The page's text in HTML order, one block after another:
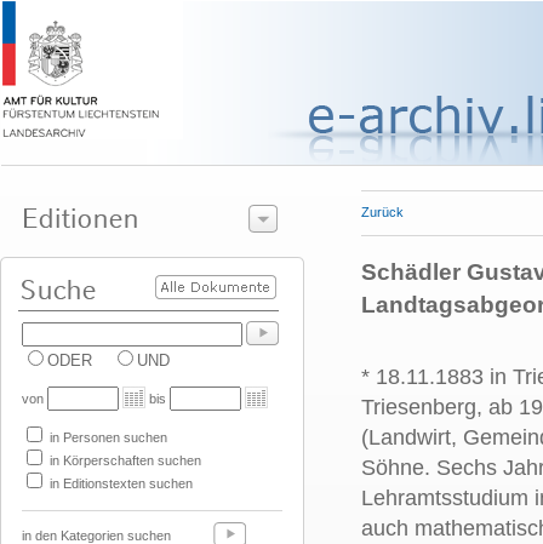
ODER UND
von bis
in Personen suchen
in Körperschaften suchen
in Editionstexten suchen
in den Kategorien suchen
Zurück
Schädler
* 18.11.1883 in
Triesenberg, ab
(Landwirt,
Söhne. Sechs
Lehramtsstudium
auch